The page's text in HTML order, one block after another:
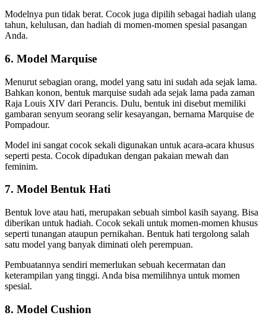
Modelnya pun tidak berat. Cocok juga dipilih sebagai hadiah ulang
tahun, kelulusan, dan hadiah di momen-momen spesial pasangan
Anda.
6. Model Marquise
Menurut sebagian orang, model yang satu ini sudah ada sejak lama.
Bahkan konon, bentuk marquise sudah ada sejak lama pada zaman
Raja Louis XIV dari Perancis. Dulu, bentuk ini disebut memiliki
gambaran senyum seorang selir kesayangan, bernama Marquise de
Pompadour.
Model ini sangat cocok sekali digunakan untuk acara-acara khusus
seperti pesta. Cocok dipadukan dengan pakaian mewah dan
feminim.
7. Model Bentuk Hati
Bentuk love atau hati, merupakan sebuah simbol kasih sayang. Bisa
diberikan untuk hadiah. Cocok sekali untuk momen-momen khusus
seperti tunangan ataupun pernikahan. Bentuk hati tergolong salah
satu model yang banyak diminati oleh perempuan.
Pembuatannya sendiri memerlukan sebuah kecermatan dan
keterampilan yang tinggi. Anda bisa memilihnya untuk momen
spesial.
8. Model Cushion